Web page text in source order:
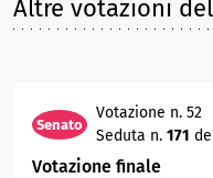
Altre votazioni
Senato
Votazione n. 52
Seduta n. 171
Votazione finale